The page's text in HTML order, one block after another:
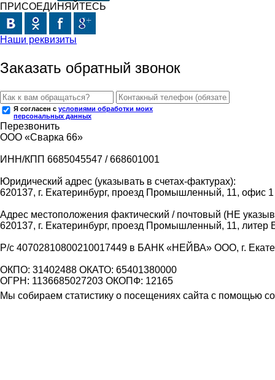
ПРИСОЕДИНЯЙТЕСЬ
Наши реквизиты
Заказать обратный звонок
Я согласен с условиями обработки моих
персональных данных
Перезвонить
ООО «Сварка 66»
ИНН/КПП 6685045547 / 668601001
Юридический адрес (указывать в счетах-фактурах):
620137, г. Екатеринбург, проезд Промышленный, 11, офис 1
Адрес местоположения фактический / почтовый (НЕ
620137, г. Екатеринбург, проезд Промышленный, 11, литер
Р/с 40702810800210017449 в БАНК «НЕЙВА» ООО, г.
ОКПО: 31402488 ОКАТО: 65401380000
ОГРН: 1136685027203 ОКОПФ: 12165
Мы собираем статистику о посещениях сайта с помощью